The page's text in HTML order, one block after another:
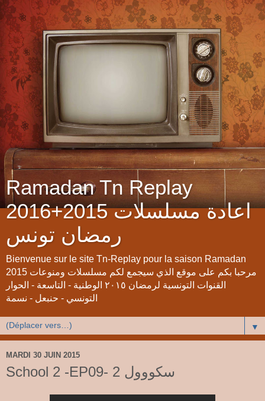
Ramadan Tn Replay
2016+2015 اعادة مسلسلات
رمضان تونس
Bienvenue sur le site Tn-Replay pour la saison Ramadan
2015 مرحبا بكم على موقع الذي سيجمع لكم مسلسلات ومنوعات
القنوات التونسية لرمضان ٢٠١٥ الوطنية - التاسعة - الحوار
التونسي - حنبعل - نسمة
▼
MARDI 30 JUIN 2015
School 2 -EP09- 2 سكووول